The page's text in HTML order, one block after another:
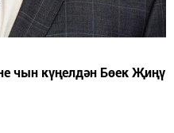
чын күңелдән Бөек Җиңү